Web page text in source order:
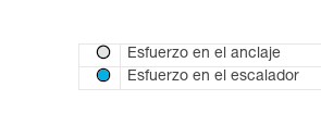
Esfuerzo en el anclaje
Esfuerzo en el escalador